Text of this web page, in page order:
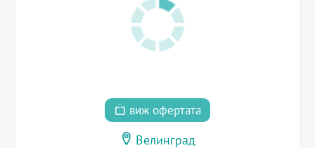
виж офертата
Велинград